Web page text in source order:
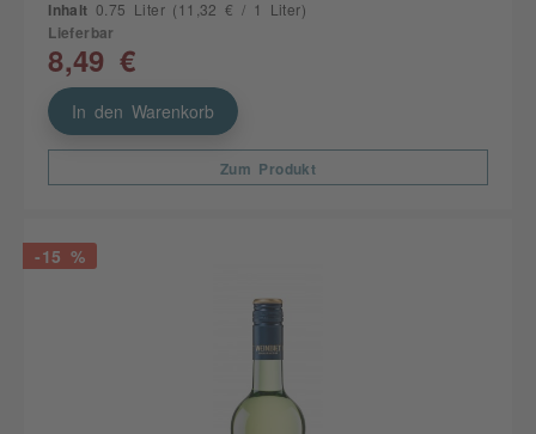
Inhalt 0.75 Liter (11,32 € / 1 Liter)
Lieferbar
8,49 €
In den Warenkorb
Zum Produkt
-15 %